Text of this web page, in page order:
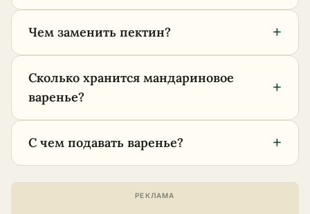
Чем заменить пектин? +
Сколько хранится мандариновое
варенье?
+
С чем подавать варенье? +